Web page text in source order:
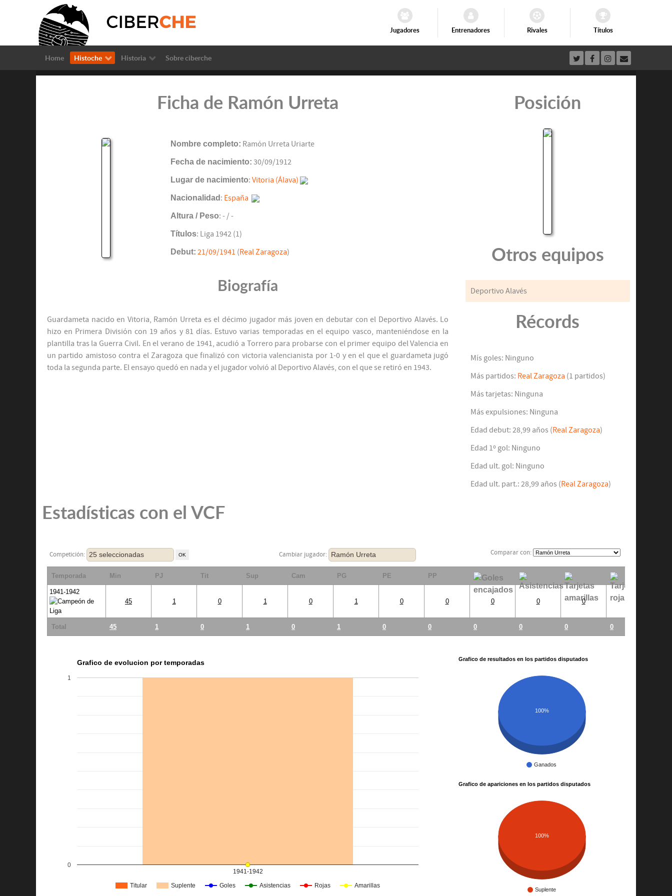
Jugadores Entrenadores Rivales Títulos
Home Histoche Historia Sobre ciberche
Ficha de Ramón Urreta
Nombre completo: Ramón Urreta Uriarte
Fecha de nacimiento: 30/09/1912
Lugar de nacimiento: Vitoria (Álava)
Nacionalidad : España
Altura / Peso: - / -
Títulos: Liga 1942 (1)
Debut: 21/09/1941 (Real Zaragoza)
Biografía
Guardameta nacido en Vitoria, Ramón Urreta es el décimo jugador más joven en debutar con el Deportivo Alavés. Lo
hizo en Primera División con 19 años y 81 días. Estuvo varias temporadas en el equipo vasco, manteniéndose en la
plantilla tras la Guerra Civil. En el verano de 1941, acudió a Torrero para probarse con el primer equipo del Valencia en
un partido amistoso contra el Zaragoza que finalizó con victoria valencianista por 1-0 y en el que el guardameta jugó
toda la segunda parte. El ensayo quedó en nada y el jugador volvió al Deportivo Alavés, con el que se retiró en 1943.
Posición
Otros equipos
Deportivo Alavés
Récords
Mís goles: Ninguno
Más partidos: Real Zaragoza (1 partidos)
Más tarjetas: Ninguna
Más expulsiones: Ninguna
Edad debut: 28,99 años (Real Zaragoza)
Edad 1º gol: Ninguno
Edad ult. gol: Ninguno
Edad ult. part.: 28,99 años (Real Zaragoza)
Estadísticas con el VCF
Competición: 25 seleccionadas Cambiar jugador: Ramón Urreta Comparar con:
Temporada Min PJ Tit Sup Cam PG PE PP
1941-1942
45
1 0 1 0 1 0 0 0 0 0
Total 45 1 0 1 0 1 0 0 0 0 0 0
Grafico de evolucion por temporadas
Titular Suplente Goles Asistencias Rojas Amarillas
1941-1942
0
1
Grafico de resultados en los partidos disputados
Ganados
100%
Grafico de apariciones en los partidos disputados
Suplente
100%